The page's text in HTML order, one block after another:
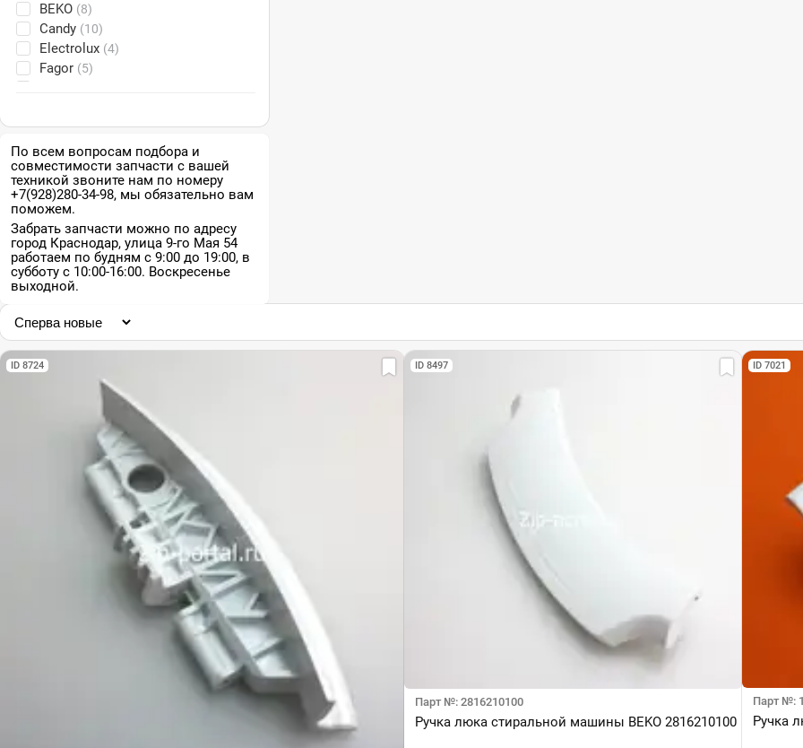
BEKO (8)
Candy (10)
Electrolux (4)
Fagor (5)
Hotpoint-Ariston (8)
Indesit (9)
LG (9)
Philco (2)
Sangiorgio
Siemens (13)
Samsung (17)
Vestel (8)
Zanussi
По всем вопросам подбора и
совместимости запчасти с вашей
техникой звоните нам по номеру
+7(928)280-34-98, мы обязательно вам
поможем.
Забрать запчасти можно по адресу
город Краснодар, улица 9-го Мая 54
работаем по будням с 9:00 до 19:00, в
субботу с 10:00-16:00. Воскресенье
выходной.
ID 8724 ID 8497
Парт №: 2816210100
Ручка люка стиральной машины BEKO 2816210100
ID 7021
Парт №:
Ручка